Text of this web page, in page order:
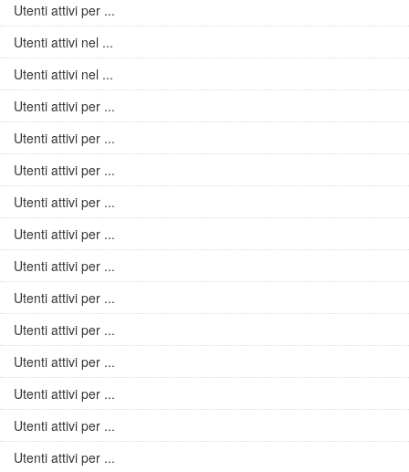
Utenti attivi per ...
Utenti attivi nel ...
Utenti attivi nel ...
Utenti attivi per ...
Utenti attivi per ...
Utenti attivi per ...
Utenti attivi per ...
Utenti attivi per ...
Utenti attivi per ...
Utenti attivi per ...
Utenti attivi per ...
Utenti attivi per ...
Utenti attivi per ...
Utenti attivi per ...
Utenti attivi per ...